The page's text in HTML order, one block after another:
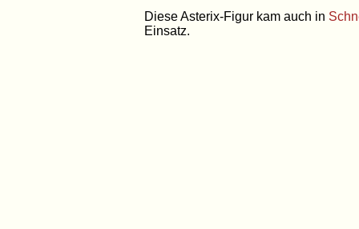
Diese Asterix-Figur kam auch in
Einsatz.